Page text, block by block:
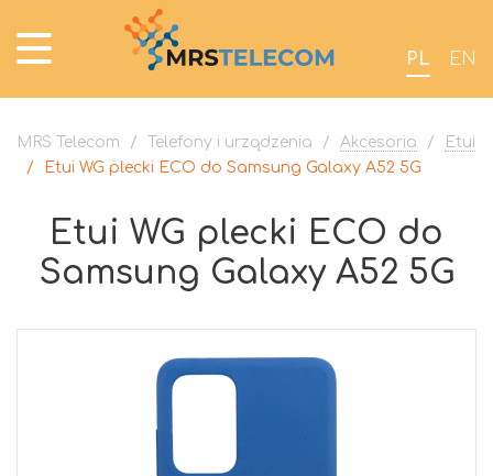
PL EN
MRS Telecom / Telefony i urządzenia / Akcesoria /
Etui
/
Etui WG plecki ECO do Samsung Galaxy A52 5G
Etui WG plecki ECO do
Samsung Galaxy A52 5G